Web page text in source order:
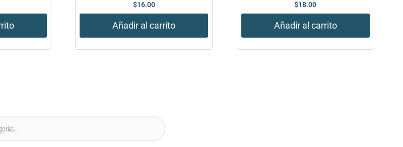
$16.00
Añadir al carrito
$18.00
Añadir al carrito